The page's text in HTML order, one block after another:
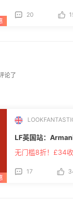
20
论了
LF英国站：
无门槛8折！£34
17